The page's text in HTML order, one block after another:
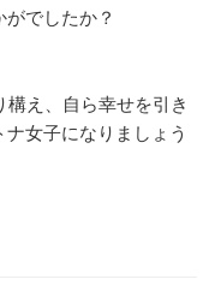
でしたか？
え、自ら幸せを引き
女子になりましょう